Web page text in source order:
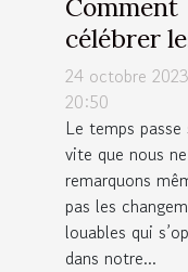
Comment
célébrer
moments
importants
votre vie ?
24 octobre 2023
20:50
Le temps passe
vite que nous ne
remarquons
pas les
louables qui
dans notre...